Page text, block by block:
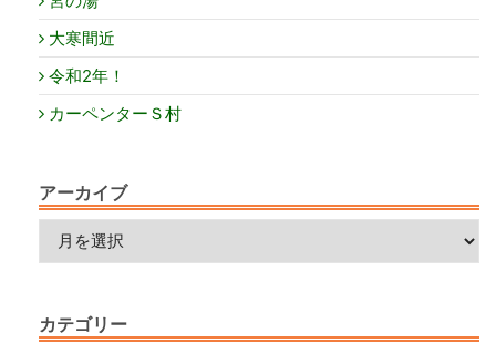
大寒間近
令和2年！
カーペンターＳ村
アーカイブ
ー
イ
ブ
カテゴリー